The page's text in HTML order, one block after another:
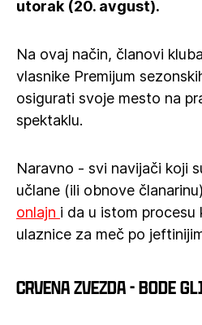
utorak (20. avgust).
Na ovaj način, članovi
vlasnike Premijum
osigurati svoje mesto na
spektaklu.
Naravno - svi navijači koji
učlane (ili obnove
onlajn i da u istom procesu
ulaznice za meč po
Crvena zvezda - Bode